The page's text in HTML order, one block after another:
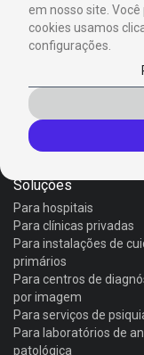
em nosso site.
cookies usamos
configurações.
Invox Dictation
Invox Genesis
Soluções
Para hospitais
Para clínicas privadas
Para instalações de
primários
Para centros de
por imagem
Para serviços de
Para laboratórios de
patológica